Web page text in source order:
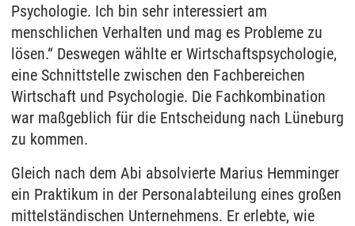
Psychologie. Ich bin sehr interessiert am
menschlichen Verhalten und mag es Probleme zu
lösen.“ Deswegen wählte er Wirtschaftspsychologie,
eine Schnittstelle zwischen den Fachbereichen
Wirtschaft und Psychologie. Die Fachkombination
war maßgeblich für die Entscheidung nach Lüneburg
zu kommen.
Gleich nach dem Abi absolvierte Marius Hemminger
ein Praktikum in der Personalabteilung eines großen
mittelständischen Unternehmens. Er erlebte, wie